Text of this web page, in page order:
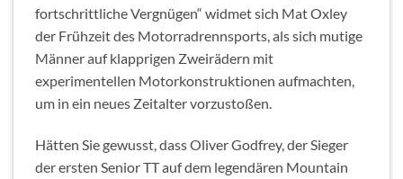
fortschrittliche Vergnügen“ widmet sich Mat Oxley
der Frühzeit des Motorradrennsports, als sich mutige
Männer auf klapprigen Zweirädern mit
experimentellen Motorkonstruktionen aufmachten,
um in ein neues Zeitalter vorzustoßen.
Hätten Sie gewusst, dass Oliver Godfrey, der Sieger
der ersten Senior TT auf dem legendären Mountain